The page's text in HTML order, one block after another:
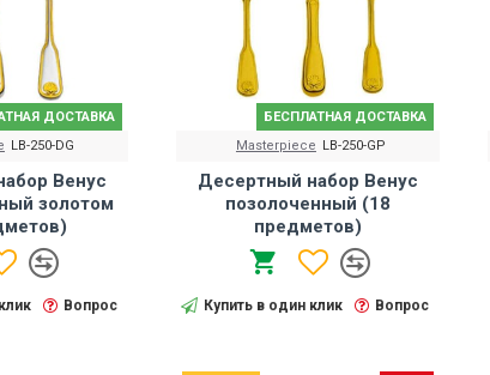
ДОСТАВКА
LB-250-DG
Венус
золотом
Вопрос
БЕСПЛАТНАЯ ДОСТАВКА
Masterpiece LB-250-GP
Десертный набор Венус
позолоченный (18
предметов)
Купить в один клик Вопрос